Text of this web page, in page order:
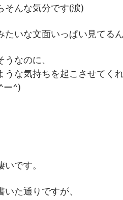
そんな気分です(涙)
たいな文面いっぱい見てる
なのに、
うな気持ちを起こさせてく
ー^)
です。
た通りですが、